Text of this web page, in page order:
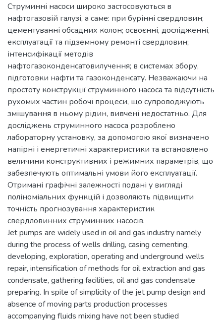
Струминні насоси широко застосовуються в
нафтогазовій галузі, а саме: при бурінні свердловин;
цементуванні обсадних колон; освоєнні, дослідженні,
експлуатації та підземному ремонті свердловин;
інтенсифікації методів
нафтогазоконденсатовилучення; в системах збору,
підготовки нафти та газоконденсату. Незважаючи на
простоту конструкції струминного насоса та відсутність
рухомих частин робочі процеси, що супроводжують
змішування в ньому рідин, вивчені недостатньо. Для
досліджень струминного насоса розроблено
лабораторну установку, за допомогою якої визначено
напірні і енергетичні характеристики та встановлено
величини конструктивних і режимних параметрів, що
забезпечують оптимальні умови його експлуатації.
Отримані графічні залежності подані у вигляді
поліноміальних функцій і дозволяють підвищити
точність прогнозування характеристик
свердловинних струминних насосів.
Jet pumps are widely used in oil and gas industry namely
during the process of wells drilling, casing cementing,
developing, exploration, operating and underground wells
repair, intensification of methods for oil extraction and gas
condensate, gathering facilities, oil and gas condensate
preparing. In spite of simplicity of the jet pump design and
absence of moving parts production processes
accompanying fluids mixing have not been studied